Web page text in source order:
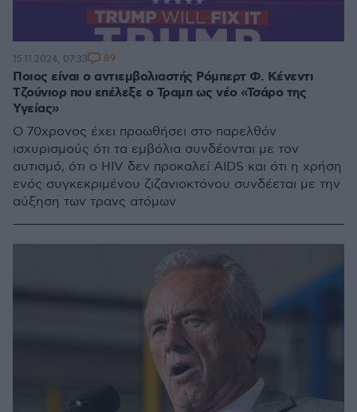
Ποιος είναι ο αντιεμβολιαστής Ρόμπερτ Φ. Κένεντι
Τζούνιορ που επέλεξε ο Τραμπ ως νέο «Τσάρο της
Υγείας»
Ο 70χρονος έχει προωθήσει στο παρελθόν
ισχυρισμούς ότι τα εμβόλια συνδέονται με τον
αυτισμό, ότι ο HIV δεν προκαλεί AIDS και ότι η χρήση
ενός συγκεκριμένου ζιζανιοκτόνου συνδέεται με την
αύξηση των τρανς ατόμων
15.11.2024, 07:33 89